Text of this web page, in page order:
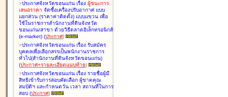
>ประกาศจังหวัดขอนแก่น เรื่อง ผู้ชนะการ
เสนอราคา จัดซื้อเครื่องปรับอากาศ แบบ
แยกส่วน (ราคาค่าติดตั้ง) แบบแขวน เพื่อ
ใช้ในราชการสำนักงานที่ดินจังหวัด
ขอนแก่น/สาขา ด้วยวิธีตลาดอิเล็กทรอนิกส์
(e-market) (ประกาศ)
>ประกาศจังหวัดขอนแก่น เรื่อง รับสมัคร
บุคคลเพื่อเลือกสรรเป็นพนักงานราชการ
ทั่วไป(สำนักงานที่ดินจังหวัดขอนแก่น)
(ประกาศ+รายละเอียดแนบท้าย)
>ประกาศจังหวัดขอนแก่น เรื่อง รายชื่อผู้มี
สิทธิเข้ารับการสอบคัดเลือก ผู้ขาดคุณ
สมบัติฯ และกำหนดวัน เวลา สถานที่ในการ
สอบ (ประกาศ)